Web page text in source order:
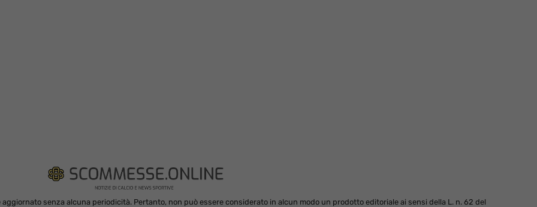
senza alcuna periodicità. Pertanto, non può essere considerato in alcun modo un prodotto editoriale ai sensi della L. n. 62 del